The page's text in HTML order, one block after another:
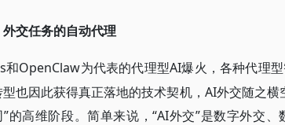
交任务的自动代理
和OpenClaw为代表的代理型AI爆火，各种代理
也因此获得真正落地的技术契机，AI外交随之横
”的高维阶段。简单来说，“AI外交”是数字外交